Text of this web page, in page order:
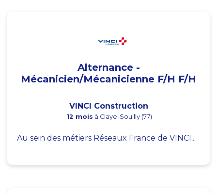
Alternance -
Mécanicien/Mécanicienne F/H F/H
VINCI Construction
12 mois à Claye-Souilly (77)
Au sein des métiers Réseaux France de VINCI...